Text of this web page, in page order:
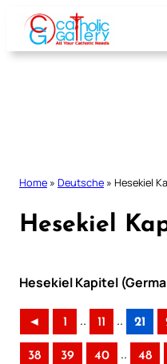
Skip
content
Home » Deutsche » Hesekiel
Hesekiel
Hesekiel Kapitel
◄ 1 .. 11 .. 21
38 39 40 .. 48